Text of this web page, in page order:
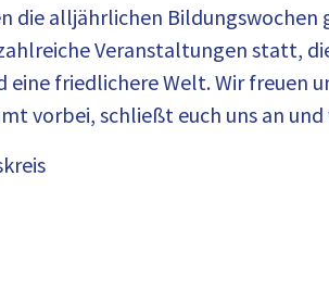
die alljährlichen
Veranstaltungen statt,
friedlichere Welt. Wir freuen
vorbei, schließt euch uns an